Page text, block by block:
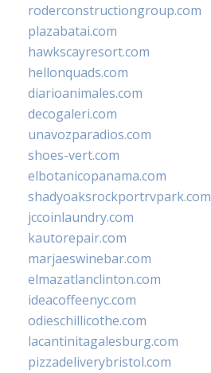
roderconstructiongroup.com
plazabatai.com
hawkscayresort.com
hellonquads.com
diarioanimales.com
decogaleri.com
unavozparadios.com
shoes-vert.com
elbotanicopanama.com
shadyoaksrockportrvpark.com
jccoinlaundry.com
kautorepair.com
marjaeswinebar.com
elmazatlanclinton.com
ideacoffeenyc.com
odieschillicothe.com
lacantinitagalesburg.com
pizzadeliverybristol.com